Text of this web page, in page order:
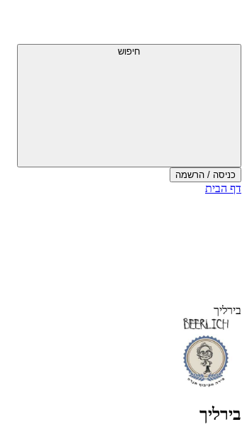
חיפוש
כניסה / הרשמה
דף הבית
בירליך
בירליך